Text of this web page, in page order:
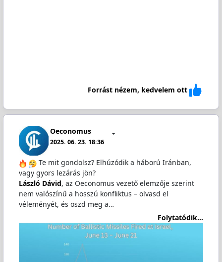
Forrást nézem, kedvelem ott
Oeconomus
2025. 06. 23. 18:36
Te mit gondolsz? Elhúzódik a háború Iránban,
vagy gyors lezárás jön?
László Dávid, az Oeconomus vezető elemzője szerint
nem valószínű a hosszú konfliktus – olvasd el
véleményét, és oszd meg a…
Folytatódik...